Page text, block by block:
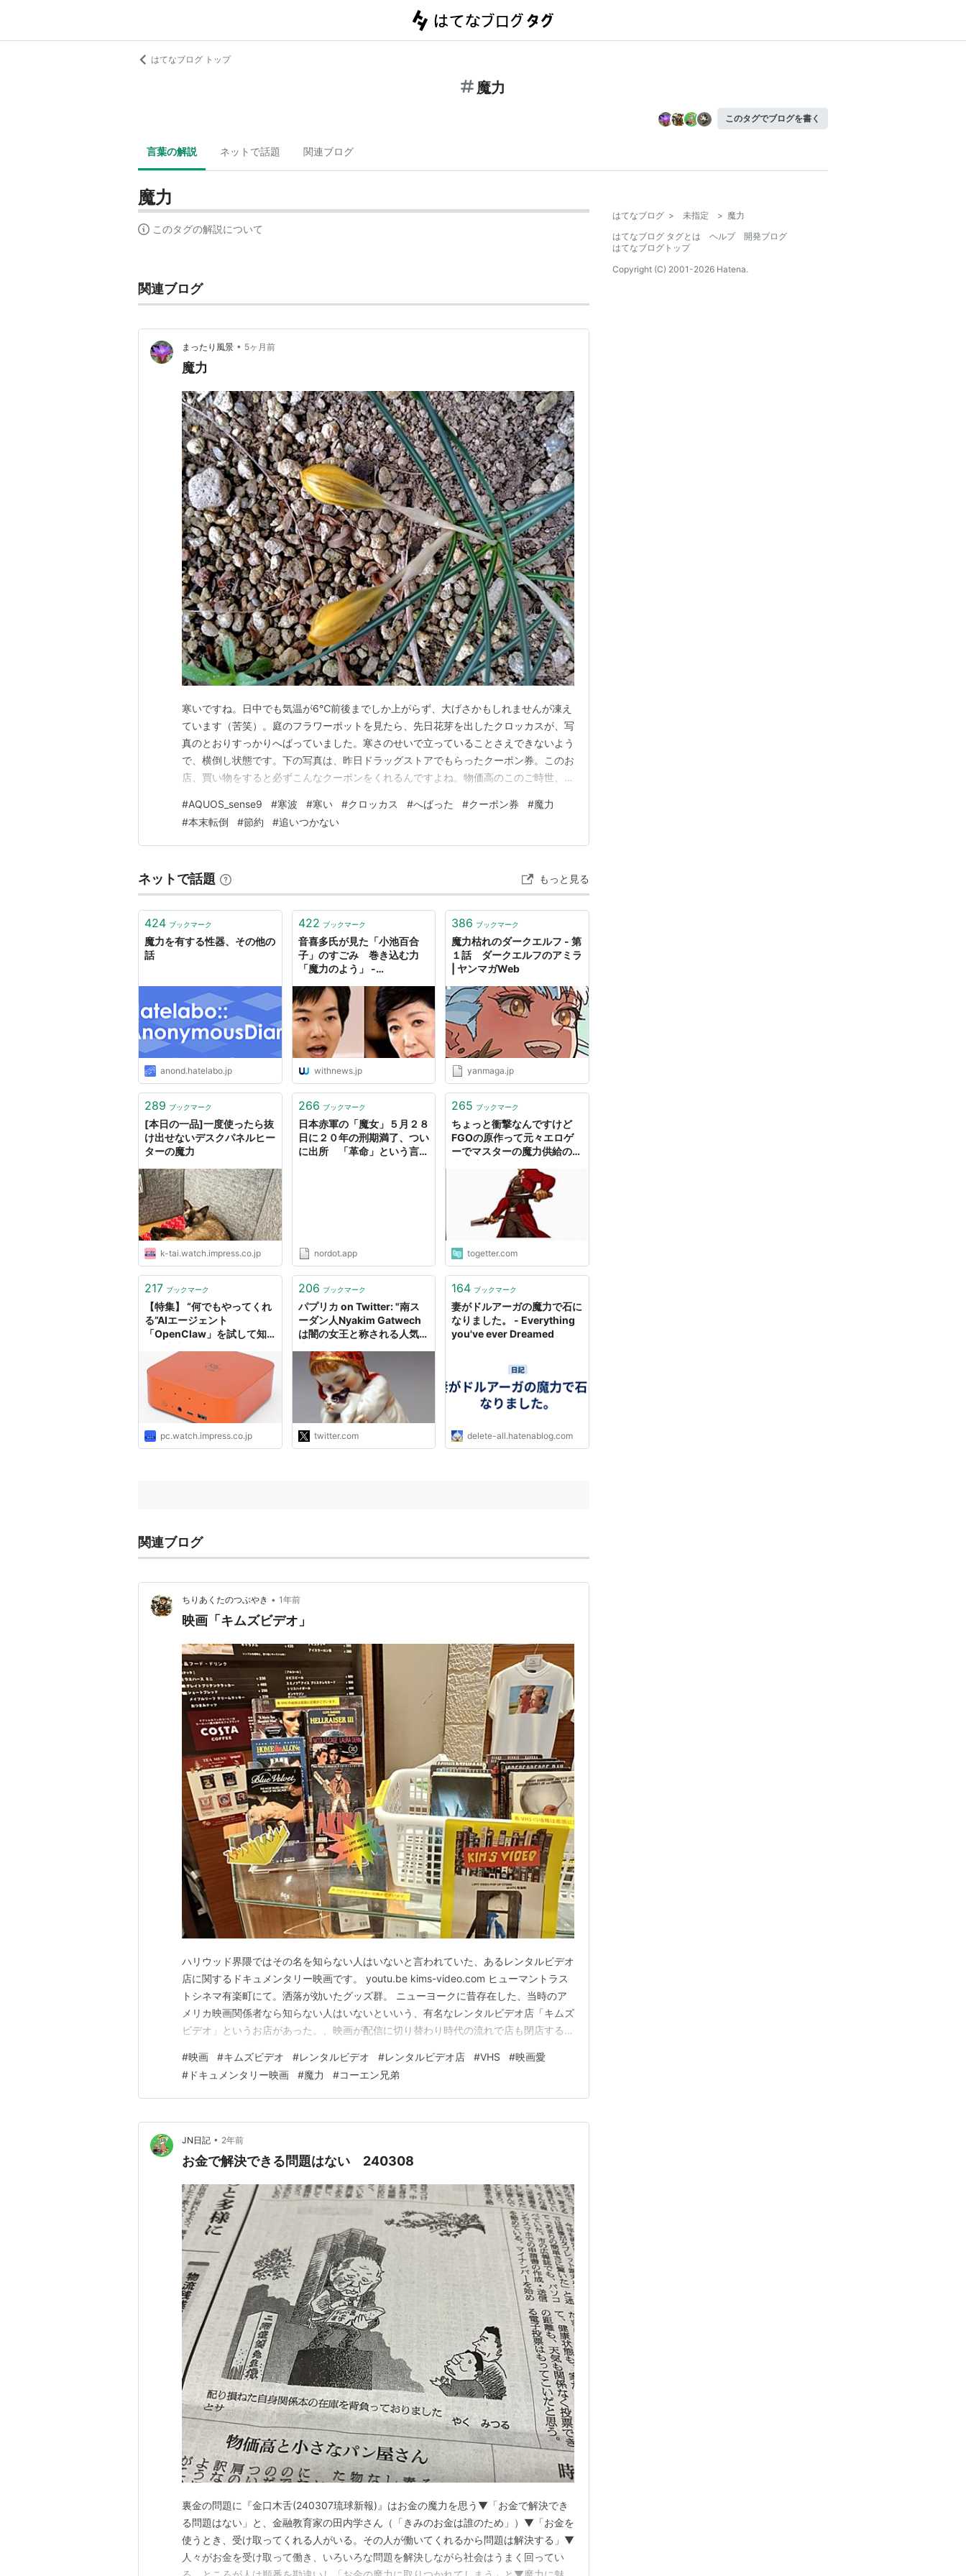
はてなブログ トップ
魔力
このタグでブログを書く
言葉の解説 ネットで話題 関連ブログ
魔力
このタグの解説について
関連ブログ
まったり風景 • 5ヶ月前
魔力
寒いですね。日中でも気温が6℃前後までしか上がらず、大げさかもしれませんが凍え
ています（苦笑）。庭のフラワーポットを見たら、先日花芽を出したクロッカスが、写
真のとおりすっかりへばっていました。寒さのせいで立っていることさえできないよう
で、横倒し状態です。下の写真は、昨日ドラッグストアでもらったクーポン券。このお
店、買い物をすると必ずこんなクーポンをくれるんですよね。物価高のこのご時世、最
が悩ましいところ。ドラッグストアって、一品で1,000円を超えそうで超えない微妙な
ラインのものが多いんですよ。そのせいで、つい…
#AQUOS_sense9 #寒波 #寒い #クロッカス #へばった #クーポン券 #魔力
#本末転倒 #節約 #追いつかない
ネットで話題 もっと見る
424 ブックマーク
魔力を有する性器、その他の
話
anond.hatelabo.jp
422 ブックマーク
音喜多氏が見た「小池百合
子」のすごみ 巻き込む力
「魔力のよう」 -
ス）
withnews.jp
386 ブックマーク
魔力枯れのダークエルフ - 第
１話 ダークエルフのアミラ
| ヤンマガWeb
yanmaga.jp
289 ブックマーク
[本日の一品]一度使ったら抜
け出せないデスクパネルヒー
ターの魔力
k-tai.watch.impress.co.jp
266 ブックマーク
日本赤軍の「魔女」５月２８
日に２０年の刑期満了、つい
に出所 「革命」という言葉
nordot.app
265 ブックマーク
ちょっと衝撃なんですけど
FGOの原作って元々エロゲ
ーでマスターの魔力供給の方
なものだったんですか！？
togetter.com
217 ブックマーク
【特集】 “何でもやってくれ
る”AIエージェント
「OpenClaw」を試して知
pc.watch.impress.co.jp
206 ブックマーク
パプリカ on Twitter: "南ス
ーダン人Nyakim Gatwech
は闇の女王と称される人気急
太陽の光も吸収し髪は重力に
逆らう。もう私の魔力を否定
できない！」「私の美しいチ
ョコレート。それが私の体現
するもの。戦士の国から来た
のだから…
https://t.co/MuHGeECWo
twitter.com
164 ブックマーク
妻がドルアーガの魔力で石に
なりました。 - Everything
you've ever Dreamed
delete-all.hatenablog.com
関連ブログ
ちりあくたのつぶやき • 1年前
映画「キムズビデオ」
ハリウッド界隈ではその名を知らない人はいないと言われていた、あるレンタルビデオ
店に関するドキュメンタリー映画です。 youtu.be kims-video.com ヒューマントラス
トシネマ有楽町にて。洒落が効いたグッズ群。 ニューヨークに昔存在した、当時のア
メリカ映画関係者なら知らない人はいないといいう、有名なレンタルビデオ店「キムズ
ビデオ」というお店があった。、映画が配信に切り替わり時代の流れで店も閉店するん
る。 イタリアのシチリア島にあるサレーミ市が保存に名乗りを上げ、会員が引き続き
そのコレクションにアクセス出来…
#映画 #キムズビデオ #レンタルビデオ #レンタルビデオ店 #VHS #映画愛
# ドキュメンタリー映画 #魔力 #コーエン兄弟
JN日記 • 2年前
お金で解決できる問題はない 240308
裏金の問題に『金口木舌(240307琉球新報)』はお金の魔力を思う▼「お金で解決でき
る問題はない」と、金融教育家の田内学さん（「きみのお金は誰のため」）▼「お金を
使うとき、受け取ってくれる人がいる。その人が働いてくれるから問題は解決する」▼
人々がお金を受け取って働き、いろいろな問題を解決しながら社会はうまく回ってい
はてなブログ > 未指定 > 魔力
はてなブログ タグとは
ヘルプ
開発ブログ
はてなブログトップ
Copyright (C) 2001-2026 Hatena.